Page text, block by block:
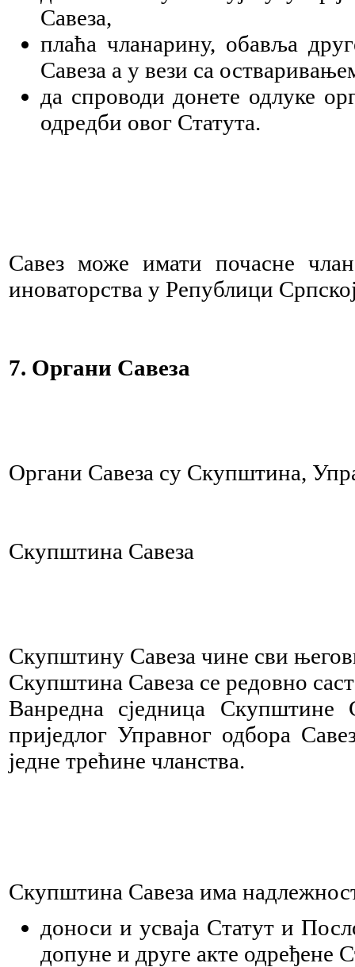
Савеза,
плаћа чланарину, обавља
Савеза а у вези са
да спроводи донете одлуке
одредби овог Статута.
Савез може имати почасне
иноваторства у Републици
7. Органи Савеза
Органи Савеза су Скупштина,
Скупштина Савеза
Скупштину Савеза чине сви
Скупштина Савеза се редовно
Ванредна сједница Скупштине
приједлог Управног одбора
једне трећине чланства.
Скупштина Савеза има
доноси и усваја Статут и
допуне и друге акте одређене